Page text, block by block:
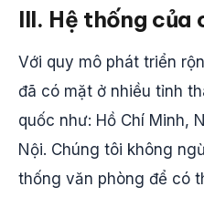
III. Hệ thống của
Với quy mô phát triển
đã có mặt ở nhiều tỉnh
quốc như: Hồ Chí Minh,
Nội. Chúng tôi không
thống văn phòng để có